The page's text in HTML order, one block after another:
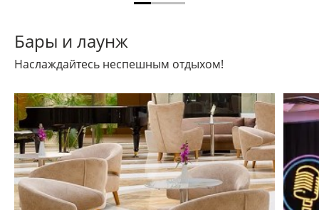
Бары и лаунж
Наслаждайтесь неспешным отдыхом!